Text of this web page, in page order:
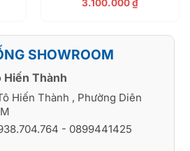
3.100.000₫
SHOWROOM
Hiến Thành
Hiến Thành , Phường Diên
- 0899441425